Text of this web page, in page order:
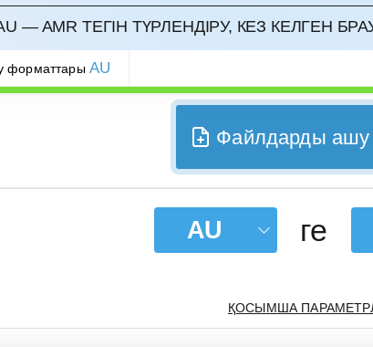
— AMR ТЕГІН ТҮРЛЕНДІРУ, КЕЗ КЕЛГЕН
форматтары AU
БОЛДЫРМАУ
Файлдарды ашу
AU ге
ҚОСЫМША